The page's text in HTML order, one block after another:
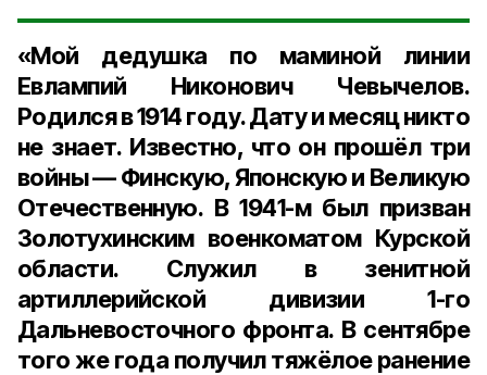
«Мой дедушка по маминой линии
Евлампий Никонович Чевычелов.
Родился в 1914 году. Дату и месяц никто
не знает. Известно, что он прошёл три
войны — Финскую, Японскую и Великую
Отечественную. В 1941-м был призван
Золотухинским военкоматом Курской
области. Служил в зенитной
артиллерийской дивизии 1-го
Дальневосточного фронта. В сентябре
того же года получил тяжёлое ранение